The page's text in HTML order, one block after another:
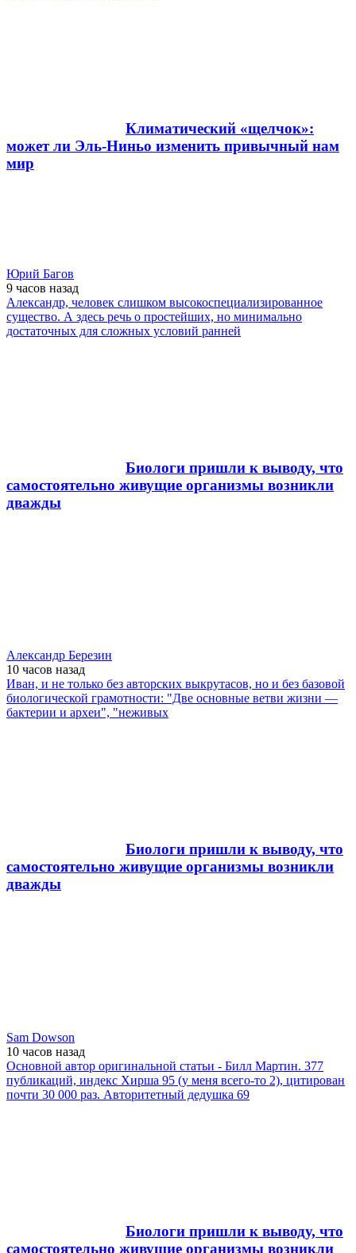
Климатический «щелчок»:
может ли Эль-Ниньо изменить привычный нам
мир
Юрий Багов
9 часов назад
Александр, человек слишком высокоспециализированное
существо. А здесь речь о простейших, но минимально
достаточных для сложных условий ранней
Биологи пришли к выводу, что
самостоятельно живущие организмы возникли
дважды
Александр Березин
10 часов назад
Иван, и не только без авторских выкрутасов, но и без базовой
биологической грамотности: "Две основные ветви жизни —
бактерии и археи", "неживых
Биологи пришли к выводу, что
самостоятельно живущие организмы возникли
дважды
Sam Dowson
10 часов назад
Основной автор оригинальной статьи - Билл Мартин. 377
публикаций, индекс Хирша 95 (у меня всего-то 2), цитирован
почти 30 000 раз. Авторитетный дедушка 69
Биологи пришли к выводу, что
самостоятельно живущие организмы возникли